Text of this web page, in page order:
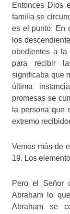
Entonces Dios
familia se
es el punto: En
los
obedientes a la
para recibir
significaba que
última
promesas se
la persona que
extremo
Vemos más de
19. Los
Pero el Señor
Abraham lo
Abraham se